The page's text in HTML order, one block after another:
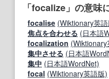
「focalize」の意味
focalise (Wiktionary英
焦点を合わせる (日本語
focalization (Wiktionary
集中させる (日本語
集中 (日本語WordNet)
focal (Wiktionary英語版)